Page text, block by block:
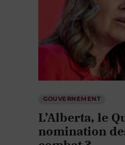
GOUVERNEMENT
L’Alberta, le
nomination